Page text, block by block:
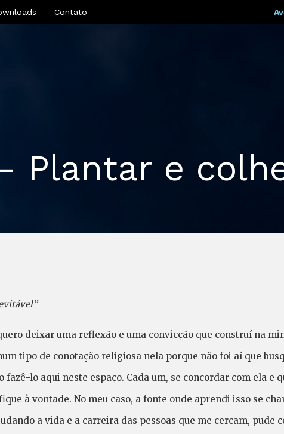
Contato
Plantar e
deixar uma reflexão e uma convicção que construí na
tipo de conotação religiosa nela porque não foi aí que
lo aqui neste espaço. Cada um, se concordar com ela e
à vontade. No meu caso, a fonte onde aprendi isso se
a vida e a carreira das pessoas que me cercam, pude